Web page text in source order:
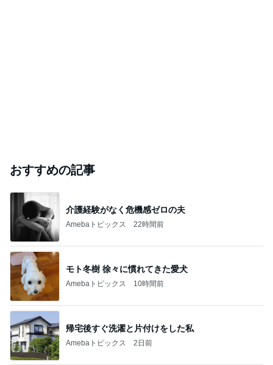
おすすめの記事
介護経験がなく危機感ゼロの夫
Amebaトピックス 22時間前
モト冬樹 徐々に慣れてきた愛犬
Amebaトピックス 10時間前
帰宅後すぐ洗濯と片付けをした私
Amebaトピックス 2日前